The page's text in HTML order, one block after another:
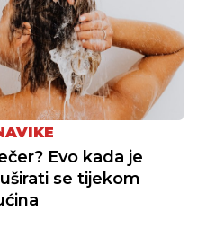
Evo kada je
se tijekom